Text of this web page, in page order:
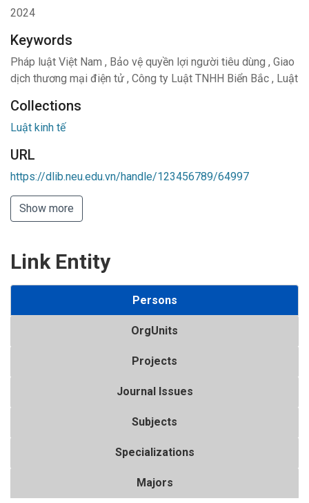
2024
Keywords
Pháp luật Việt Nam , Bảo vệ quyền lợi người tiêu dùng , Giao
dịch thương mại điện tử , Công ty Luật TNHH Biển Bắc , Luật
Collections
Luật kinh tế
URL
https://dlib.neu.edu.vn/handle/123456789/64997
Show more
Link Entity
Persons
OrgUnits
Projects
Journal Issues
Subjects
Specializations
Majors